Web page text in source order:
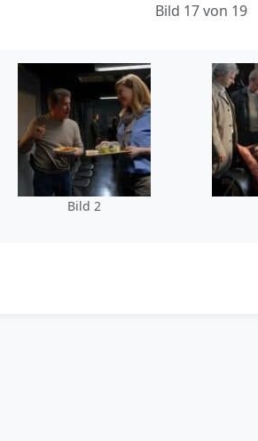
Bild 17 von 19
Bild 2